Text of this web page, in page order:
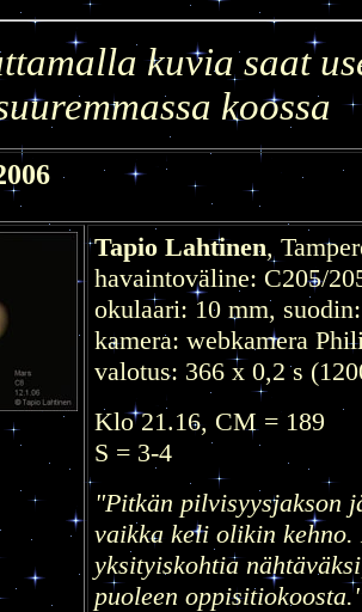
kuvia saat
koossa
Tapio Lahtinen,
havaintoväline: C205/
okulaari: 10 mm,
kamera: webkamera
valotus: 366 x 0,2 s
Klo 21.16, CM = 189
S = 3-4
"Pitkän pilvisyysjakson
vaikka keli olikin kehno.
yksityiskohtia
puoleen oppisitiokoosta.